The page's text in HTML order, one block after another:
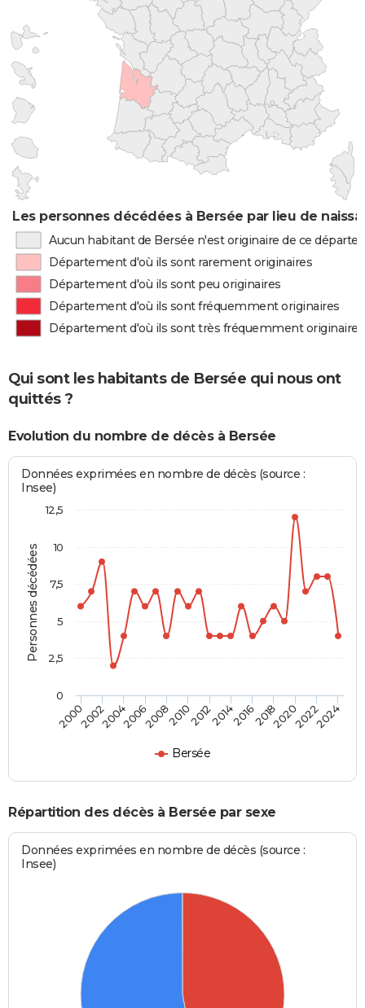
Les personnes décédées à Bersée par lieu de
Aucun habitant de Bersée n'est originaire de ce
Département d'où ils sont rarement originaires
Département d'où ils sont peu originaires
Département d'où ils sont fréquemment originaires
Département d'où ils sont très fréquemment originaires
Qui sont les habitants de Bersée qui nous ont
quittés ?
Evolution du nombre de décès à Bersée
Personnes décédées
Données exprimées en nombre de décès (source :
Insee)
Bersée
2000200220042006200820102012201420162018202020222024
0
2,5
5
7,5
10
12,5
Répartition des décès à Bersée par sexe
Données exprimées en nombre de décès (source :
Insee)